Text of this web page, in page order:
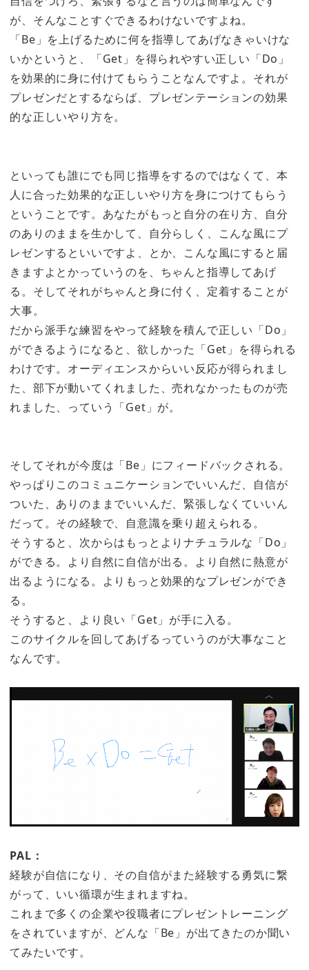
が、そんなことすぐできるわけないですよね。
「Be」を上げるために何を指導してあげなきゃいけな
いかというと、「Get」を得られやすい正しい「Do」
を効果的に身に付けてもらうことなんですよ。それが
プレゼンだとするならば、プレゼンテーションの効果
的な正しいやり方を。
といっても誰にでも同じ指導をするのではなくて、本
人に合った効果的な正しいやり方を身につけてもらう
ということです。あなたがもっと自分の在り方、自分
のありのままを生かして、自分らしく、こんな風にプ
レゼンするといいですよ、とか、こんな風にすると届
きますよとかっていうのを、ちゃんと指導してあげ
る。そしてそれがちゃんと身に付く、定着することが
大事。
だから派手な練習をやって経験を積んで正しい「Do」
ができるようになると、欲しかった「Get」を得られる
わけです。オーディエンスからいい反応が得られまし
た、部下が動いてくれました、売れなかったものが売
れました、っていう「Get」が。
そしてそれが今度は「Be」にフィードバックされる。
やっぱりこのコミュニケーションでいいんだ、自信が
ついた、ありのままでいいんだ、緊張しなくていいん
だって。その経験で、自意識を乗り超えられる。
そうすると、次からはもっとよりナチュラルな「Do」
ができる。より自然に自信が出る。より自然に熱意が
出るようになる。よりもっと効果的なプレゼンができ
る。
そうすると、より良い「Get」が手に入る。
このサイクルを回してあげるっていうのが大事なこと
なんです。
PAL：
経験が自信になり、その自信がまた経験する勇気に繋
がって、いい循環が生まれますね。
これまで多くの企業や役職者にプレゼントレーニング
をされていますが、どんな「Be」が出てきたのか聞い
てみたいです。